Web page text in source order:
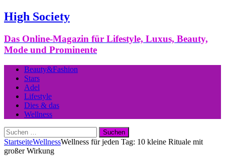
High Society
Das Online-Magazin für Lifestyle, Luxus, Beauty,
Mode und Prominente
Beauty&Fashion
Stars
Adel
Lifestyle
Dies & das
Wellness
Suchen
nach:
StartseiteWellnessWellness für jeden Tag: 10 kleine Rituale mit
großer Wirkung